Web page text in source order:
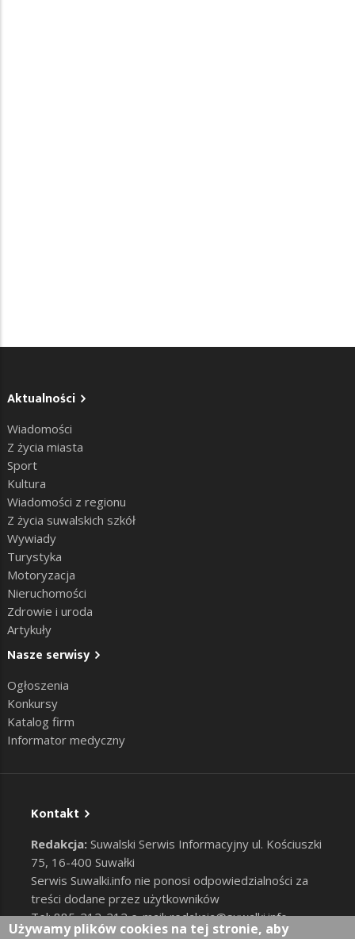
Aktualności
Wiadomości
Z życia miasta
Sport
Kultura
Wiadomości z regionu
Z życia suwalskich szkół
Wywiady
Turystyka
Motoryzacja
Nieruchomości
Zdrowie i uroda
Artykuły
Nasze serwisy
Ogłoszenia
Konkursy
Katalog firm
Informator medyczny
Kontakt
Redakcja: Suwalski Serwis Informacyjny ul. Kościuszki
75, 16-400 Suwałki
Serwis Suwalki.info nie ponosi odpowiedzialności za
treści dodane przez użytkowników
Tel: 885-212-212 e-mail:redakcja@suwalki.info,
reklama@suwalki.info
Używamy plików cookies na tej stronie, aby